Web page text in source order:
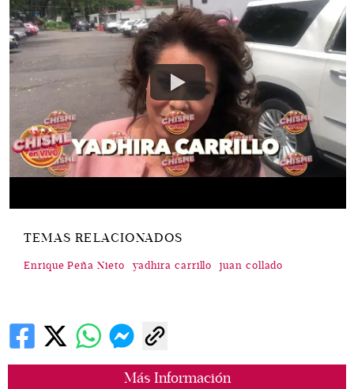
Más Información
TEMAS RELACIONADOS
Enrique Peña Nieto yadhira carrillo juan collado